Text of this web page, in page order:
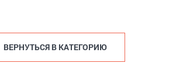
ВЕРНУТЬСЯ В КАТЕГОРИЮ